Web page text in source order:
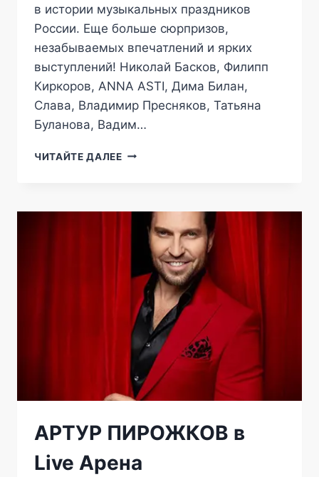
в истории музыкальных праздников
России. Еще больше сюрпризов,
незабываемых впечатлений и ярких
выступлений! Николай Басков, Филипп
Киркоров, ANNA ASTI, Дима Билан,
Слава, Владимир Пресняков, Татьяна
Буланова, Вадим…
ЧИТАЙТЕ ДАЛЕЕУДАЧНЫЕ
АРЕНА
АРТУР ПИРОЖКОВ в
Live Арена